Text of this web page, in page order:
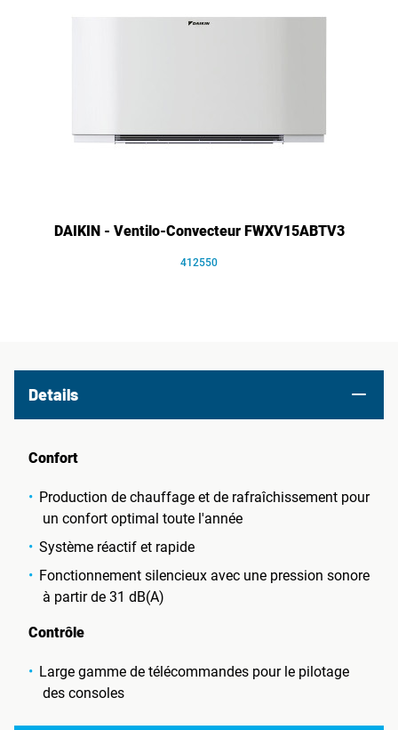
DAIKIN - Ventilo-Convecteur FWXV15ABTV3
412550
Details
Confort
Production de chauffage et de rafraîchissement pour
un confort optimal toute l'année
Système réactif et rapide
Fonctionnement silencieux avec une pression sonore
à partir de 31 dB(A)
Contrôle
Large gamme de télécommandes pour le pilotage
des consoles